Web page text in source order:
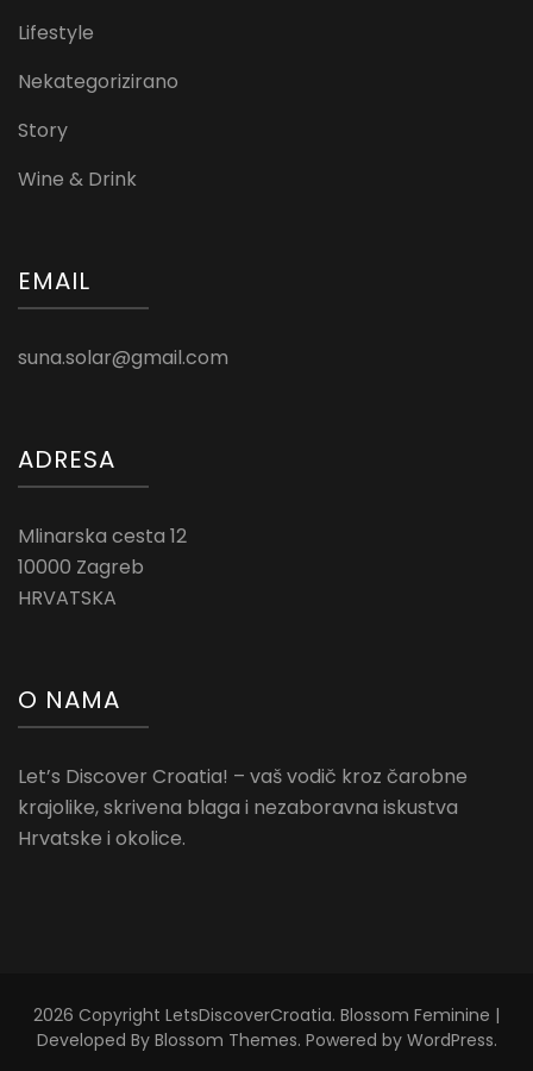
Lifestyle
Nekategorizirano
Story
Wine & Drink
EMAIL
suna.solar@gmail.com
ADRESA
Mlinarska cesta 12
10000 Zagreb
HRVATSKA
O NAMA
Let’s Discover Croatia! – vaš vodič kroz čarobne
krajolike, skrivena blaga i nezaboravna iskustva
Hrvatske i okolice.
2026 Copyright LetsDiscoverCroatia. Blossom Feminine |
Developed By Blossom Themes. Powered by WordPress.